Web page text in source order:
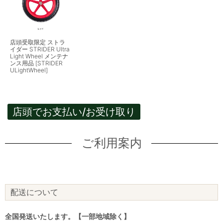
店頭受取限定 ストラ
イダー STRIDER Ultra
Light Wheel メンテナ
ンス用品 [STRIDER
ULightWheel]
店頭でお支払い/お受け取り
ご利用案内
配送について
全国発送いたします。【一部地域除く】